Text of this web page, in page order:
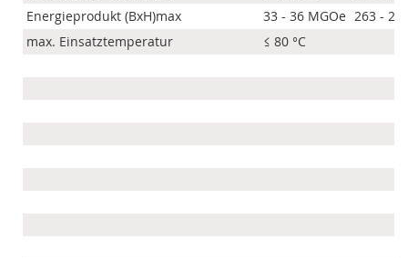
Energieprodukt (BxH)max
33 - 36 MGOe 263 -
max. Einsatztemperatur
≤ 80 °C